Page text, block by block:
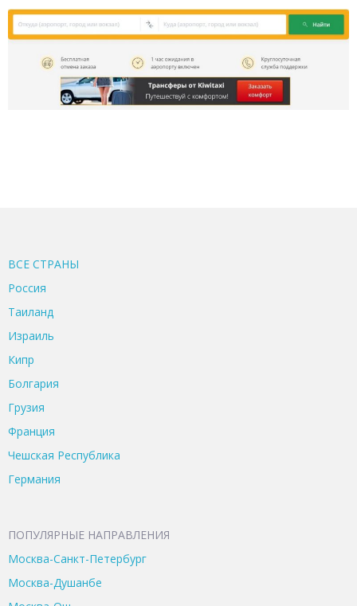
ВСЕ CТРАНЫ
Россия
Таиланд
Израиль
Кипр
Болгария
Грузия
Франция
Чешская Республика
Германия
ПОПУЛЯРНЫЕ НАПРАВЛЕНИЯ
Москва-Санкт-Петербург
Москва-Душанбе